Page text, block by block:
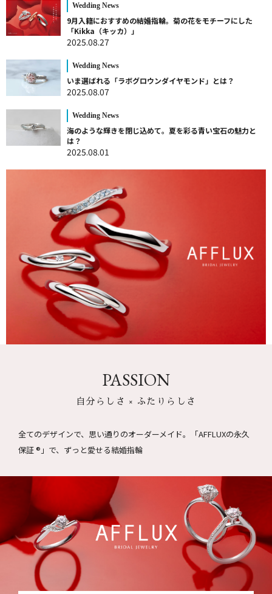
Wedding News
9月入籍におすすめの結婚指輪。菊の花をモチーフにした
「Kikka（キッカ）」
2025.08.27
Wedding News
いま選ばれる「ラボグロウンダイヤモンド」とは？
2025.08.07
Wedding News
海のような輝きを閉じ込めて。夏を彩る青い宝石の魅力と
は？
2025.08.01
PASSION
自分らしさ × ふたりらしさ
全てのデザインで、思い通りのオーダーメイド。
「AFFLUXの永久
保証 ®」で、ずっと愛せる結婚指輪